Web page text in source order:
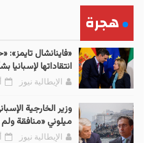
هجرة
«فاينانشال
انتقاداتها لإسبانيا
الإيطالية نيوز
وزير الخارجية
ميلوني «منافقة
الإيطالية نيوز